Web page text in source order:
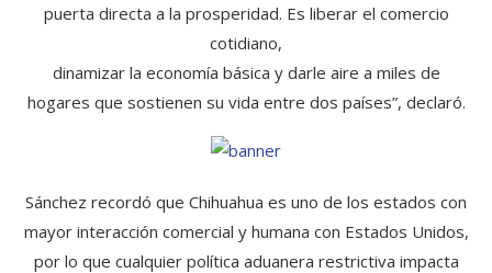
puerta directa a la prosperidad. Es liberar el comercio
cotidiano,
dinamizar la economía básica y darle aire a miles de
hogares que sostienen su vida entre dos países”, declaró.
Sánchez recordó que Chihuahua es uno de los estados con
mayor interacción comercial y humana con Estados Unidos,
por lo que cualquier política aduanera restrictiva impacta